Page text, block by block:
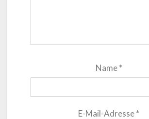
Name*
E-Mail-Adresse*